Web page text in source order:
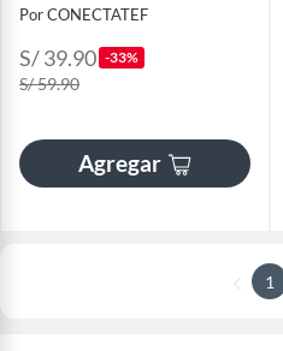
Por CONECTATEF
S/ 39.90 -33%
S/ 59.90
Agregar
1